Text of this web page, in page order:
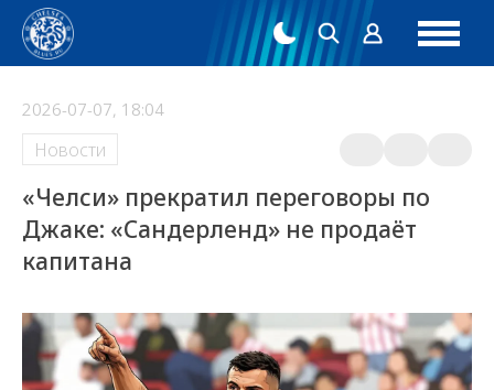
2026-07-07, 18:04
Новости
«Челси» прекратил переговоры по
Джаке: «Сандерленд» не продаёт
капитана